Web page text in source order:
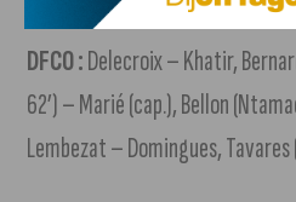
DFCO :Delecroix – Khatir,
62’) – Marié (cap.), Bellon
Lembezat – Domingues, Tavares